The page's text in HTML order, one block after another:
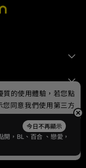
Co., Ltd.
今日不再顯示
開，BL、 百合 、戀愛，
質的使用體驗，若您點
同意我們使用第三方
。